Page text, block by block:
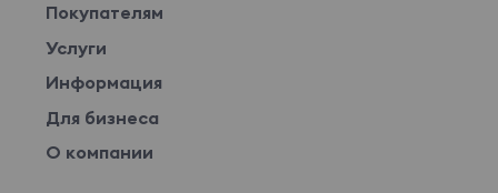
Покупателям
Услуги
Информация
Для бизнеса
О компании